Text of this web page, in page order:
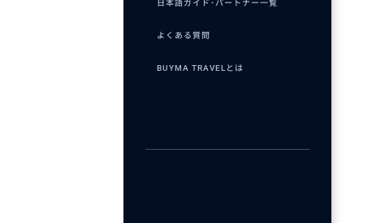
日本語ガイド･パートナー一覧
よくある質問
BUYMA TRAVELとは